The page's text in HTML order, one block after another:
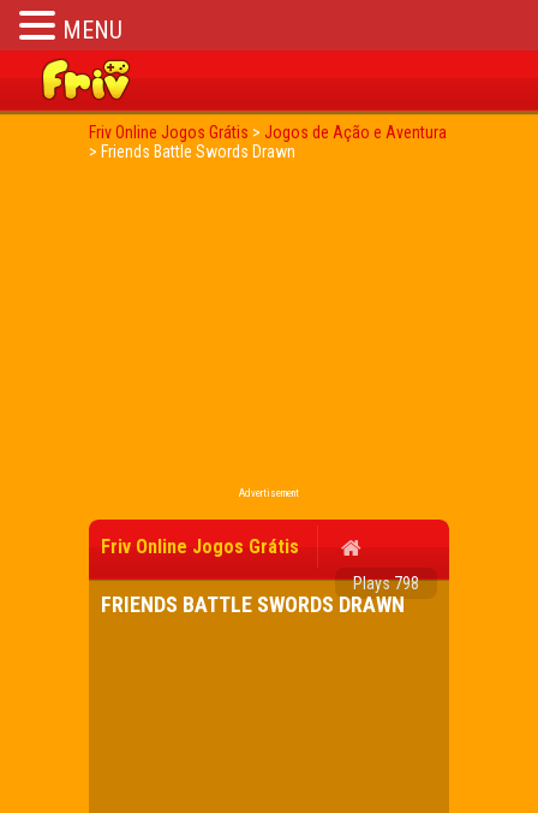
Friv Online Jogos Grátis > Jogos de Ação e Aventura
> Friends Battle Swords Drawn
Advertisement
Friv Online Jogos Grátis
Plays 798
FRIENDS BATTLE SWORDS DRAWN
MENU